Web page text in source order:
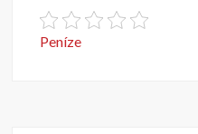
Peníze